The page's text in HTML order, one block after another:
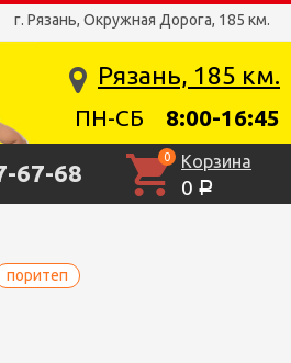
г. Рязань, Окружная Дорога, 185 км.
Рязань, 185 км.
ПН-СБ 8:00-16:45
67-68
0 Корзина
0 Р
поритеп